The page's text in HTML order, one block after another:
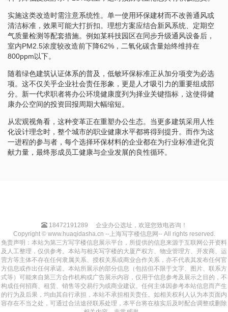
实施这类改造时需注意系统性。单一使用环保建材而不改善通风或
清洁标准，效果可能大打折扣。理想方案应结合新风系统、定期空
气质量检测等配套措施。例如某科技园区在同步升级通风设备后，
室内PM2.5浓度较改造前下降62%，二氧化碳含量始终维持在
800ppm以下。
随着绿色建筑认证体系的普及，低敏环保标准正从加分项变为必选
项。这不仅关乎企业社会责任形象，更是人才吸引力的重要组成部
分。新一代求职者将办公环境健康度列为择业关键指标，这使得健
康办公空间的投资回报周期大幅缩短。
从宏观视角看，这种变革正在重塑办公生态。当更多建筑采用人性
化设计理念时，整个城市的职业健康水平都将得到提升。而作为这
一进程的参与者，每个选择环保材料的企业都在为行业标准进化贡
献力量，最终形成员工健康与企业发展的良性循环。
18472191289
企业办公选址，欢迎您致电咨询！
Copyright © www.huaqidasha.cn --上海写字楼信息网-- All rights reserved.
免责声明：本站为第三方写字楼信息展示平台，所提供的信息来源于互联网公开资料
及人工整理，仅供参考。本站与相关写字楼的大厦产权方、物业管理方、开发商、运
营方等主体不存在任何隶属关系、授权关系或商业合作关系，亦不代表其发布任何官
方信息或作出任何承诺。本站所展示的部分信息（包括但不限于文字、图片、联系方
式等）可能来自第三方合作机构或广告展示内容，仅用于信息参考及展示之目的，不
构成任何招商、租赁、销售等交易行为或商业建议。任何主体因参考本站信息而产生
的行为及后果，均由其自行承担，本站不承担相关责任。如相关权利人认为本页面内
容存在不当之处，可通过合法途径联系处理，本平台将在核实后及时配合调整或删除